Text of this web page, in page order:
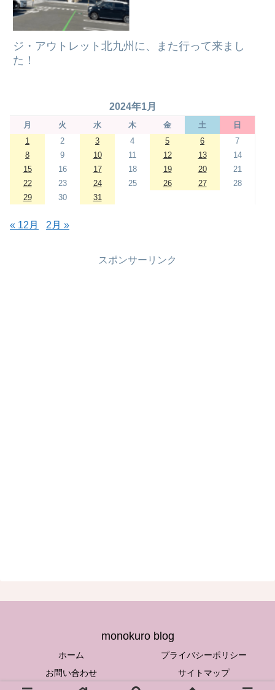
ジ・アウトレット北九州に、また行って来まし
た！
2024年1月
月 火 水 木 金 土
日
1
2 3 4 5 6
7
8
9 10 11 12 13
14
15
16 17 18 19 20
21
22
23 24 25 26 27
28
29
30 31
« 12月 2月 »
スポンサーリンク
monokuro blog
ホーム
プライバシーポリシー
お問い合わせ
サイトマップ